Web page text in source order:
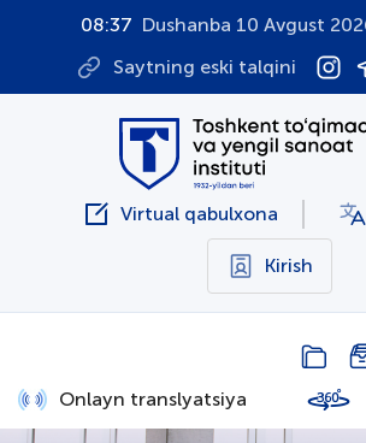
08:37 Dushanba 10 Avgust
Saytning eski talqini
Virtual qabulxona
Kirish
Onlayn translyatsiya